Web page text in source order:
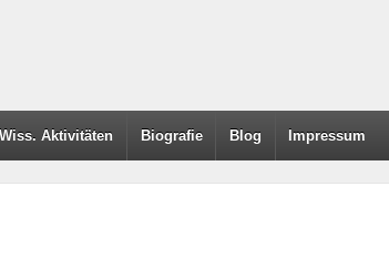
Wiss. Aktivitäten Biografie Blog Impressum